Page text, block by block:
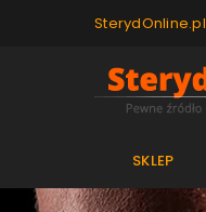
SterydOnline.pl
SKLEP